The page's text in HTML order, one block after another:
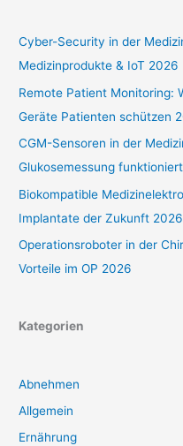
Cyber-Security in der
Medizinprodukte & IoT 2026
Remote Patient Monitoring:
Geräte Patienten schützen
CGM-Sensoren in der
Glukosemessung
Biokompatible
Implantate der Zukunft 2026
Operationsroboter in der
Vorteile im OP 2026
Kategorien
Abnehmen
Allgemein
Ernährung